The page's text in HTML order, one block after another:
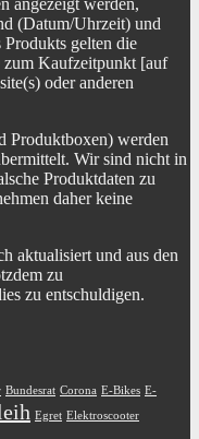
angezeigt werden,
(Datum/Uhrzeit) und
gelten die
zum Kaufzeitpunkt [auf
oder anderen
Produktboxen) werden
Wir sind nicht in
Produktdaten zu
daher keine
aktualisiert und aus den
zu
zu entschuldigen.
Bundesrat Corona E-Bikes E-
Egret Elektroscooter